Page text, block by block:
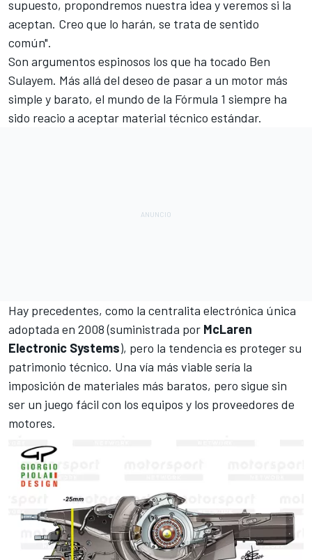
supuesto, propondremos nuestra idea y veremos si la
aceptan. Creo que lo harán, se trata de sentido
común".
Son argumentos espinosos los que ha tocado Ben
Sulayem. Más allá del deseo de pasar a un motor más
simple y barato, el mundo de la Fórmula 1 siempre ha
sido reacio a aceptar material técnico estándar.
Hay precedentes, como la centralita electrónica única
adoptada en 2008 (suministrada por McLaren
Electronic Systems), pero la tendencia es proteger su
patrimonio técnico. Una vía más viable sería la
imposición de materiales más baratos, pero sigue sin
ser un juego fácil con los equipos y los proveedores de
motores.